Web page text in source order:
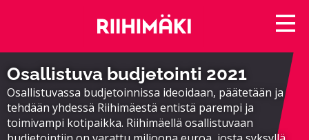
Osallistuva budjetointi 2021
Osallistuvassa budjetoinnissa ideoidaan, päätetään ja
tehdään yhdessä Riihimäestä entistä parempi ja
toimivampi kotipaikka. Riihimäellä osallistuvaan